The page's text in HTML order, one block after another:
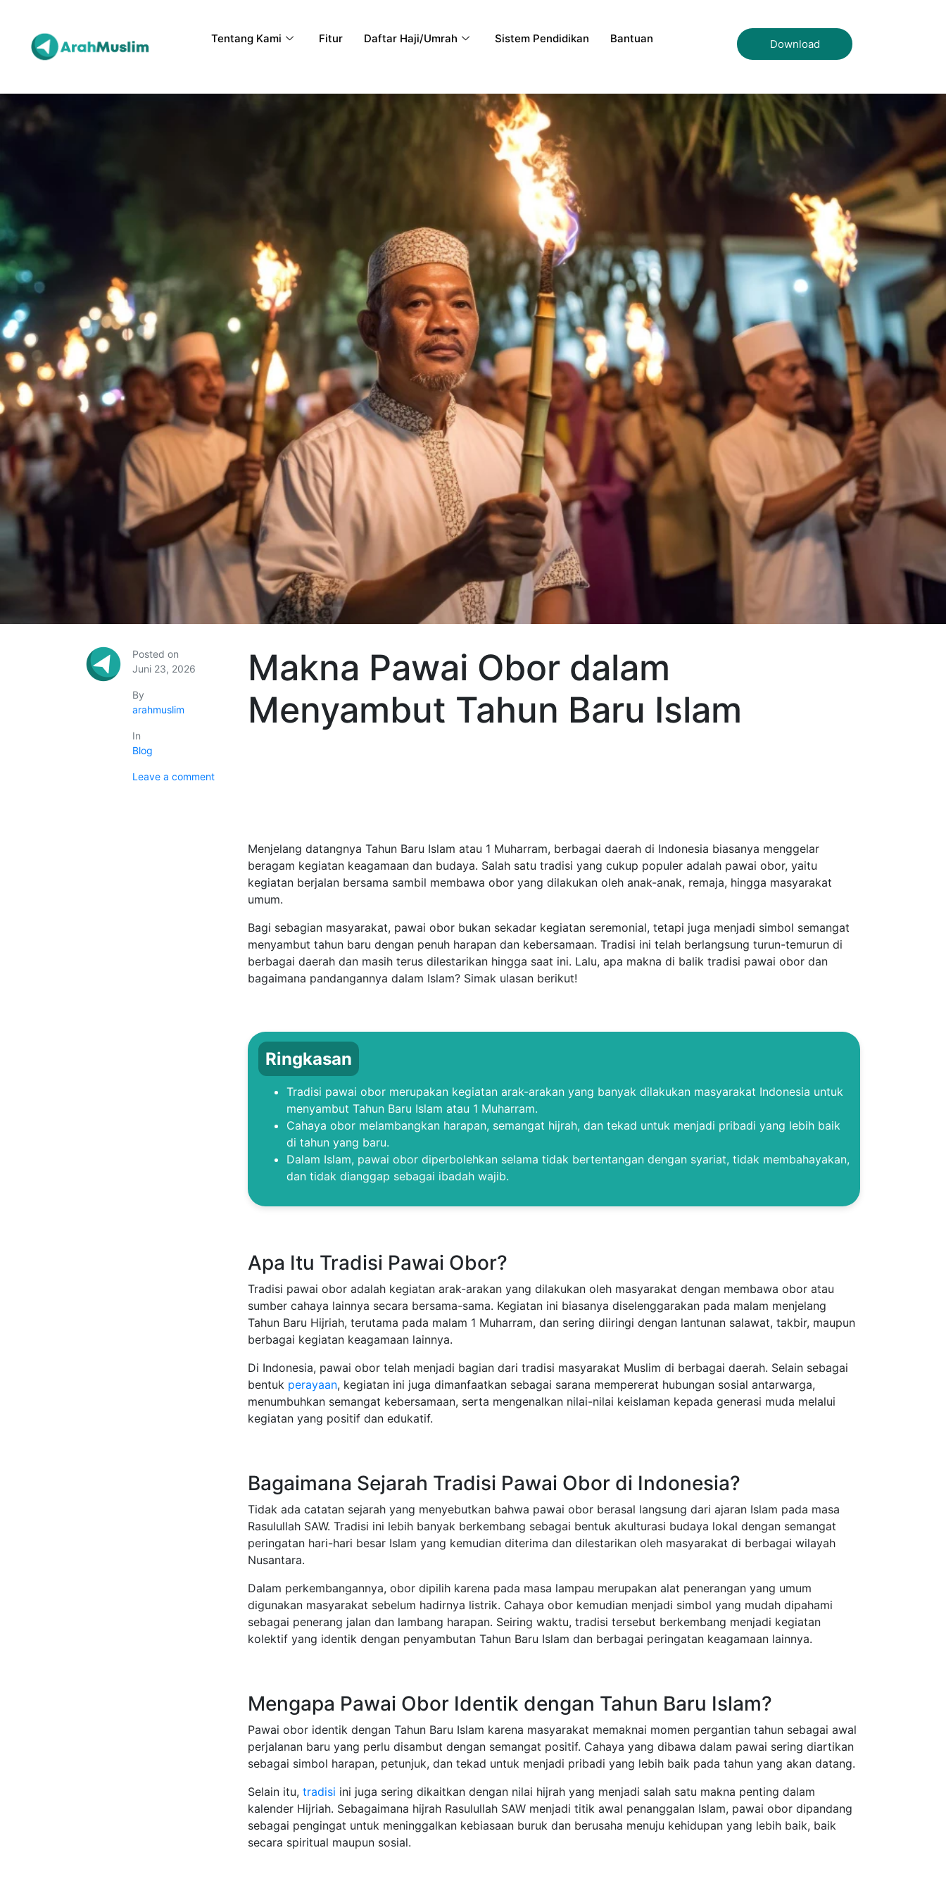
Tentang Kami Fitur Daftar Haji/Umrah Sistem Pendidikan Bantuan Download
Posted on
Juni 23, 2026
By
arahmuslim
In
Blog
Leave a comment
Makna Pawai Obor dalam
Menyambut Tahun Baru Islam
Menjelang datangnya Tahun Baru Islam atau 1 Muharram, berbagai daerah di Indonesia biasanya menggelar
beragam kegiatan keagamaan dan budaya. Salah satu tradisi yang cukup populer adalah pawai obor, yaitu
kegiatan berjalan bersama sambil membawa obor yang dilakukan oleh anak-anak, remaja, hingga masyarakat
umum.
Bagi sebagian masyarakat, pawai obor bukan sekadar kegiatan seremonial, tetapi juga menjadi simbol semangat
menyambut tahun baru dengan penuh harapan dan kebersamaan. Tradisi ini telah berlangsung turun-temurun di
berbagai daerah dan masih terus dilestarikan hingga saat ini. Lalu, apa makna di balik tradisi pawai obor dan
bagaimana pandangannya dalam Islam? Simak ulasan berikut!
Ringkasan
Tradisi pawai obor merupakan kegiatan arak-arakan yang banyak dilakukan masyarakat Indonesia untuk
menyambut Tahun Baru Islam atau 1 Muharram.
Cahaya obor melambangkan harapan, semangat hijrah, dan tekad untuk menjadi pribadi yang lebih baik
di tahun yang baru.
Dalam Islam, pawai obor diperbolehkan selama tidak bertentangan dengan syariat, tidak membahayakan,
dan tidak dianggap sebagai ibadah wajib.
Apa Itu Tradisi Pawai Obor?
Tradisi pawai obor adalah kegiatan arak-arakan yang dilakukan oleh masyarakat dengan membawa obor atau
sumber cahaya lainnya secara bersama-sama. Kegiatan ini biasanya diselenggarakan pada malam menjelang
Tahun Baru Hijriah, terutama pada malam 1 Muharram, dan sering diiringi dengan lantunan salawat, takbir, maupun
berbagai kegiatan keagamaan lainnya.
Di Indonesia, pawai obor telah menjadi bagian dari tradisi masyarakat Muslim di berbagai daerah. Selain sebagai
bentuk perayaan, kegiatan ini juga dimanfaatkan sebagai sarana mempererat hubungan sosial antarwarga,
menumbuhkan semangat kebersamaan, serta mengenalkan nilai-nilai keislaman kepada generasi muda melalui
kegiatan yang positif dan edukatif.
Bagaimana Sejarah Tradisi Pawai Obor di Indonesia?
Tidak ada catatan sejarah yang menyebutkan bahwa pawai obor berasal langsung dari ajaran Islam pada masa
Rasulullah SAW. Tradisi ini lebih banyak berkembang sebagai bentuk akulturasi budaya lokal dengan semangat
peringatan hari-hari besar Islam yang kemudian diterima dan dilestarikan oleh masyarakat di berbagai wilayah
Nusantara.
Dalam perkembangannya, obor dipilih karena pada masa lampau merupakan alat penerangan yang umum
digunakan masyarakat sebelum hadirnya listrik. Cahaya obor kemudian menjadi simbol yang mudah dipahami
sebagai penerang jalan dan lambang harapan. Seiring waktu, tradisi tersebut berkembang menjadi kegiatan
kolektif yang identik dengan penyambutan Tahun Baru Islam dan berbagai peringatan keagamaan lainnya.
Mengapa Pawai Obor Identik dengan Tahun Baru Islam?
Pawai obor identik dengan Tahun Baru Islam karena masyarakat memaknai momen pergantian tahun sebagai awal
perjalanan baru yang perlu disambut dengan semangat positif. Cahaya yang dibawa dalam pawai sering diartikan
sebagai simbol harapan, petunjuk, dan tekad untuk menjadi pribadi yang lebih baik pada tahun yang akan datang.
Selain itu, tradisi ini juga sering dikaitkan dengan nilai hijrah yang menjadi salah satu makna penting dalam
kalender Hijriah. Sebagaimana hijrah Rasulullah SAW menjadi titik awal penanggalan Islam, pawai obor dipandang
sebagai pengingat untuk meninggalkan kebiasaan buruk dan berusaha menuju kehidupan yang lebih baik, baik
secara spiritual maupun sosial.